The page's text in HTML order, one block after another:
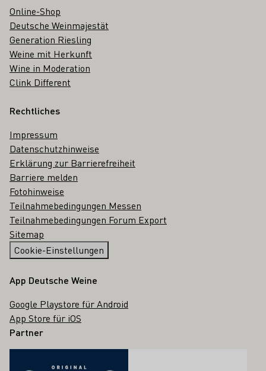
Online-Shop
Deutsche Weinmajestät
Generation Riesling
Weine mit Herkunft
Wine in Moderation
Clink Different
Rechtliches
Impressum
Datenschutzhinweise
Erklärung zur Barrierefreiheit
Barriere melden
Fotohinweise
Teilnahmebedingungen Messen
Teilnahmebedingungen Forum Export
Sitemap
Cookie-Einstellungen
App Deutsche Weine
Google Playstore für Android
App Store für iOS
Partner